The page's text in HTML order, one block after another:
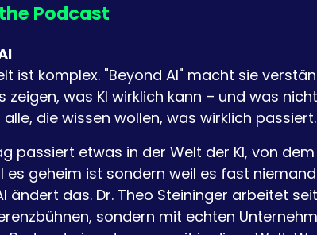
Podcast
ist komplex. "Beyond AI" macht sie
zeigen, was KI wirklich kann – und was
alle, die wissen wollen, was wirklich passiert.
passiert etwas in der Welt der KI, von
es geheim ist sondern weil es fast
ändert das. Dr. Theo Steininger arbeitet
sondern mit echten